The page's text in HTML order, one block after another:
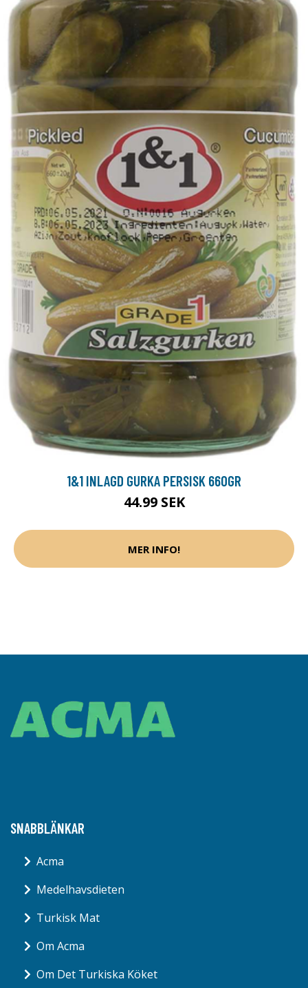
1&1 INLAGD GURKA PERSISK 660GR
44.99 SEK
MER INFO!
SNABBLÄNKAR
Acma
Medelhavsdieten
Turkisk Mat
Om Acma
Om Det Turkiska Köket